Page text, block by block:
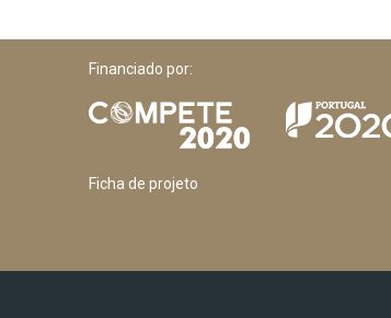
Financiado por:
Ficha de projeto